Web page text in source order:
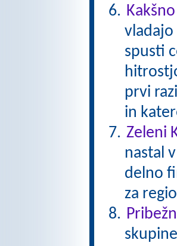
vladajo
spusti
prvi
in
Zeleni
nastal
delno
za